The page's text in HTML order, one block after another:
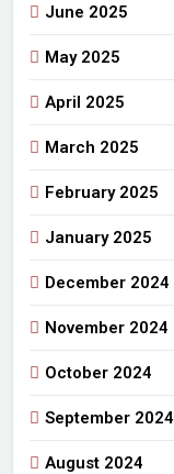
June 2025
May 2025
April 2025
March 2025
February 2025
January 2025
December 2024
November 2024
October 2024
September 2024
August 2024